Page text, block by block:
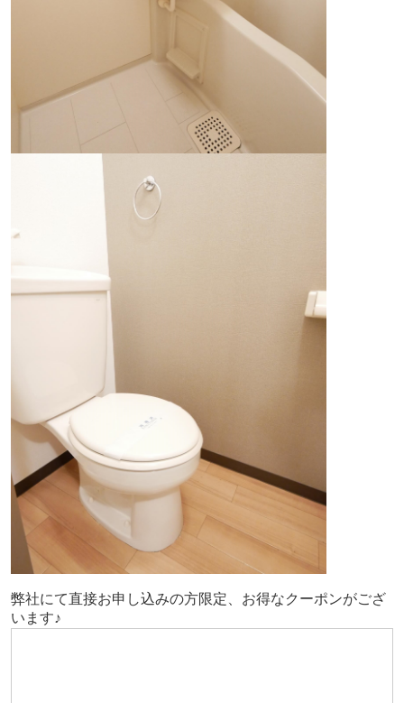
弊社にて直接お申し込みの方限定、お得なクーポンがござ
います♪